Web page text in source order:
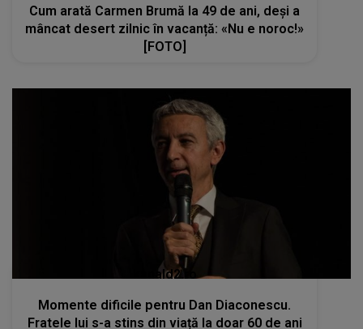
Cum arată Carmen Brumă la 49 de ani, deși a
mâncat desert zilnic în vacanță: «Nu e noroc!»
[FOTO]
kanald2.ro
Momente dificile pentru Dan Diaconescu.
Fratele lui s-a stins din viață la doar 60 de ani